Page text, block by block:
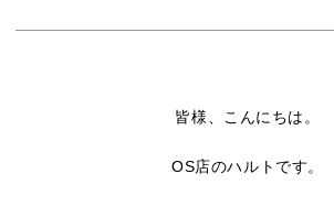
皆様、こんにちは。
OS店のハルトです。